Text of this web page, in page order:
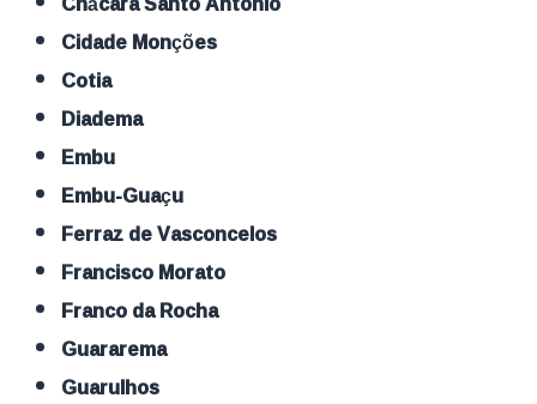
Cidade Monções
Cotia
Diadema
Embu
Embu-Guaçu
Ferraz de Vasconcelos
Francisco Morato
Franco da Rocha
Guararema
Guarulhos